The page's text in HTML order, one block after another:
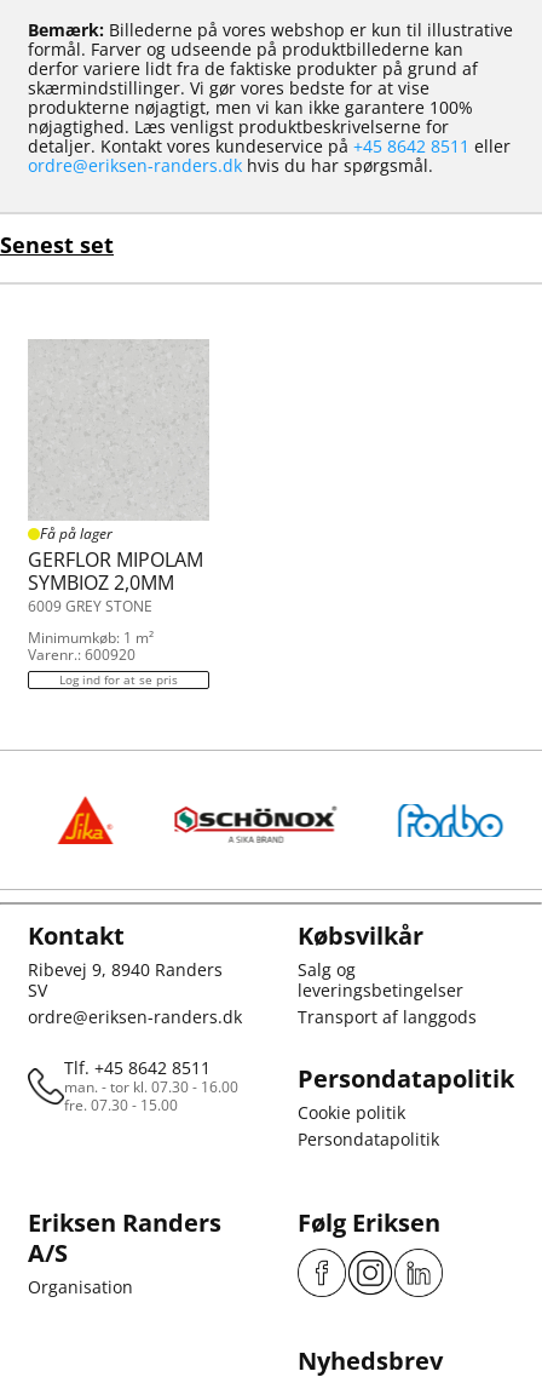
Bemærk: Billederne på vores webshop er kun til illustrative
formål. Farver og udseende på produktbillederne kan
derfor variere lidt fra de faktiske produkter på grund af
skærmindstillinger. Vi gør vores bedste for at vise
produkterne nøjagtigt, men vi kan ikke garantere 100%
nøjagtighed. Læs venligst produktbeskrivelserne for
detaljer. Kontakt vores kundeservice på +45 8642 8511 eller
ordre@eriksen-randers.dk hvis du har spørgsmål.
Senest set
Få på lager
GERFLOR MIPOLAM
SYMBIOZ 2,0MM
6009 GREY STONE
Minimumkøb: 1 m²
Varenr.: 600920
Log ind for at se pris
Kontakt
Ribevej 9, 8940 Randers
SV
ordre@eriksen-randers.dk
Tlf. +45 8642 8511
man. - tor kl. 07.30 - 16.00
fre. 07.30 - 15.00
Købsvilkår
Salg og
leveringsbetingelser
Transport af langgods
Persondatapolitik
Cookie politik
Persondatapolitik
Eriksen Randers
A/S
Organisation
Følg Eriksen
Nyhedsbrev